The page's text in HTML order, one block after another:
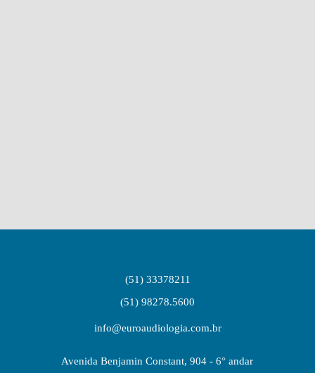
(51) 33378211
(51) 98278.5600
info@euroaudiologia.com.br
Avenida Benjamin Constant, 904 - 6° andar